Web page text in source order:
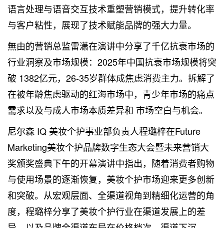
语言处理与语音交互技术重塑营销模式，提升转化率
与客户粘性，展现了技术赋能品牌的强大力量。
無由的营销总监雷潇在演讲中分享了千亿抗衰市场的
行业洞察及市场规模：2025年中国抗衰市场规模将突
破 1382亿元，26-35岁群体成焦虑消费主力。拆解了
在被年龄焦虑驱动的红海市场中，青少年市场的痛点
需求以及与成人市场本质差异和 市场空白与机会。
尼尔森 IQ 美妆个护事业部负责人程璐梓在Future
Marketing美妆个护品牌数字生态大会暨未来营销大
奖颁奖盛典下午的开幕演讲中指出，随着消费者购物
与使用场景的逐渐恢复，美妆个护市场迎来更多创新
和突破。从宏观层面、全渠道视角到精细化运营的角
度，程璐梓分享了美妆个护行业在渠道发展上的差